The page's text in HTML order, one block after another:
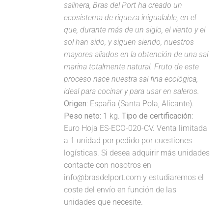
salinera, Bras del Port ha creado un
ecosistema de riqueza inigualable, en el
que, durante más de un siglo, el viento y el
sol han sido, y siguen siendo, nuestros
mayores aliados en la obtención de una sal
marina totalmente natural. Fruto de este
proceso nace nuestra sal fina ecológica,
ideal para cocinar y para usar en saleros.
Origen: España (Santa Pola, Alicante).
Peso neto: 1 kg.Tipo de certificación:
Euro Hoja ES-ECO-020-CV. Venta limitada
a 1 unidad por pedido por cuestiones
logísticas. Si desea adquirir más unidades
contacte con nosotros en
info@brasdelport.com y estudiaremos el
coste del envío en función de las
unidades que necesite.